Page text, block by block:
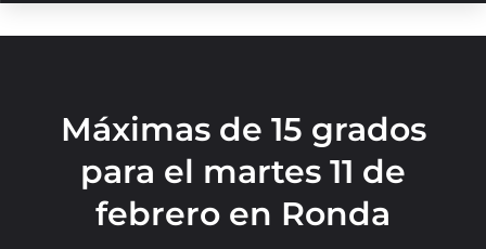
Máximas de 15 grados
para el martes 11 de
febrero en Ronda